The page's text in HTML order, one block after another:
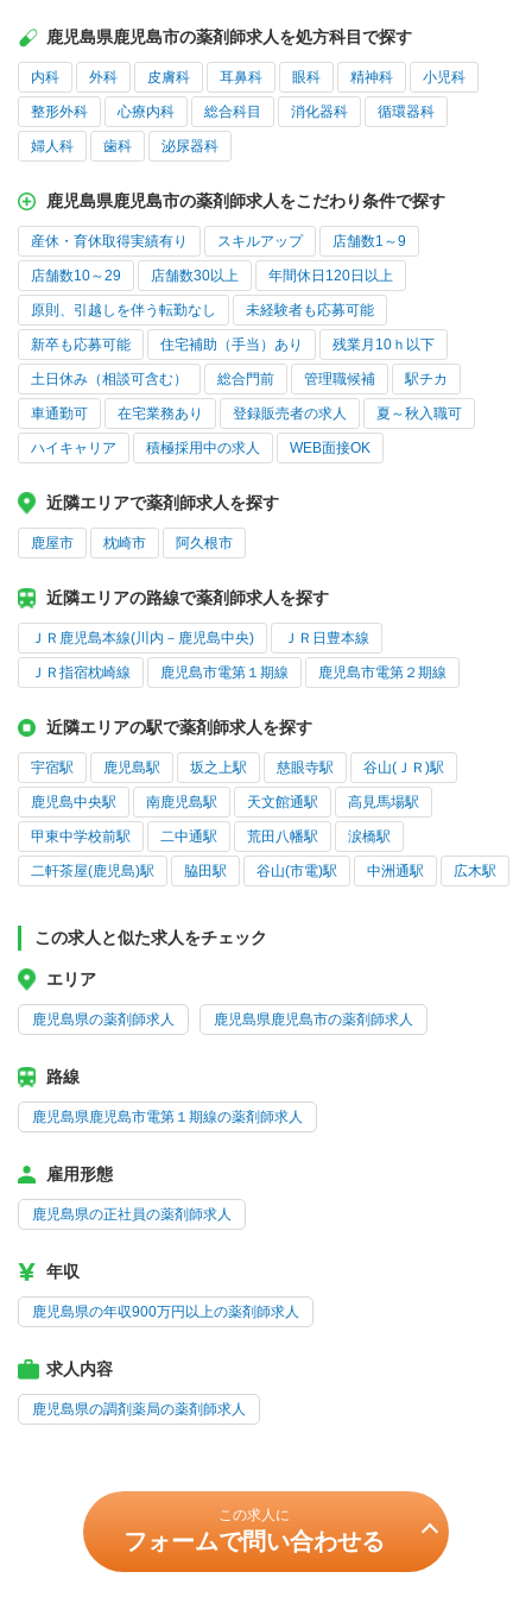
鹿児島県鹿児島市の薬剤師求人を処方科目で探す
内科 外科 皮膚科 耳鼻科 眼科 精神科 小児科
整形外科 心療内科 総合科目 消化器科 循環器科
婦人科 歯科 泌尿器科
鹿児島県鹿児島市の薬剤師求人をこだわり条件で探す
産休・育休取得実績有り スキルアップ 店舗数1～9
店舗数10～29 店舗数30以上 年間休日120日以上
原則、引越しを伴う転勤なし 未経験者も応募可能
新卒も応募可能 住宅補助（手当）あり 残業月10ｈ以下
土日休み（相談可含む） 総合門前 管理職候補 駅チカ
車通勤可 在宅業務あり 登録販売者の求人 夏～秋入職可
ハイキャリア 積極採用中の求人 WEB面接OK
近隣エリアで薬剤師求人を探す
鹿屋市 枕崎市 阿久根市
近隣エリアの路線で薬剤師求人を探す
ＪＲ鹿児島本線(川内－鹿児島中央) ＪＲ日豊本線
ＪＲ指宿枕崎線 鹿児島市電第１期線 鹿児島市電第２期線
近隣エリアの駅で薬剤師求人を探す
宇宿駅 鹿児島駅 坂之上駅 慈眼寺駅 谷山(ＪＲ)駅
鹿児島中央駅 南鹿児島駅 天文館通駅 高見馬場駅
甲東中学校前駅 二中通駅 荒田八幡駅 涙橋駅
二軒茶屋(鹿児島)駅 脇田駅 谷山(市電)駅 中洲通駅 広木駅
この求人と似た求人をチェック
エリア
鹿児島県の薬剤師求人 鹿児島県鹿児島市の薬剤師求人
路線
鹿児島県鹿児島市電第１期線の薬剤師求人
雇用形態
鹿児島県の正社員の薬剤師求人
年収
鹿児島県の年収900万円以上の薬剤師求人
求人内容
鹿児島県の調剤薬局の薬剤師求人
この求人に
フォームで問い合わせる